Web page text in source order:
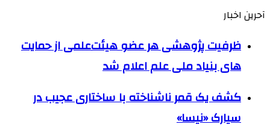
آحرین اخبار
ظرفیت پژوهشی هر عضو هیئت‌علمی از حمایت
های بنیاد ملی علم اعلام شد
کشف یک قمر ناشناخته با ساختاری عجیب در
سیارک «نیسا»